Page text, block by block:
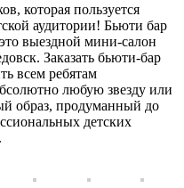
которая пользуется
аудитории! Бьюти бар
выездной мини-салон
Заказать бьюти-бар
всем ребятам
любую звезду или
образ, продуманный до
детских